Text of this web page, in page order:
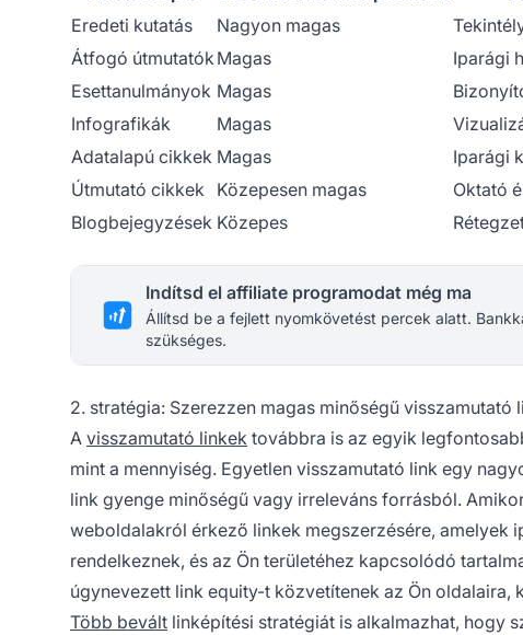
Eredeti kutatás
Nagyon magas
Átfogó útmutatókMagas
Iparági
Esettanulmányok Magas
Infografikák
Magas
Adatalapú cikkek Magas
Iparági
Útmutató cikkek Közepesen magas
Oktató
Blogbejegyzések Közepes
Indítsd el affiliate programodat még ma
Állítsd be a fejlett nyomkövetést percek alatt.
szükséges.
2. stratégia: Szerezzen magas minőségű visszamutató
A visszamutató linkek továbbra is az egyik
mint a mennyiség. Egyetlen visszamutató link egy
link gyenge minőségű vagy irreleváns forrásból.
weboldalakról érkező linkek megszerzésére, amelyek
rendelkeznek, és az Ön területéhez kapcsolódó
úgynevezett link equity-t közvetítenek az Ön
Több bevált linképítési stratégiát is alkalmazhat, hogy